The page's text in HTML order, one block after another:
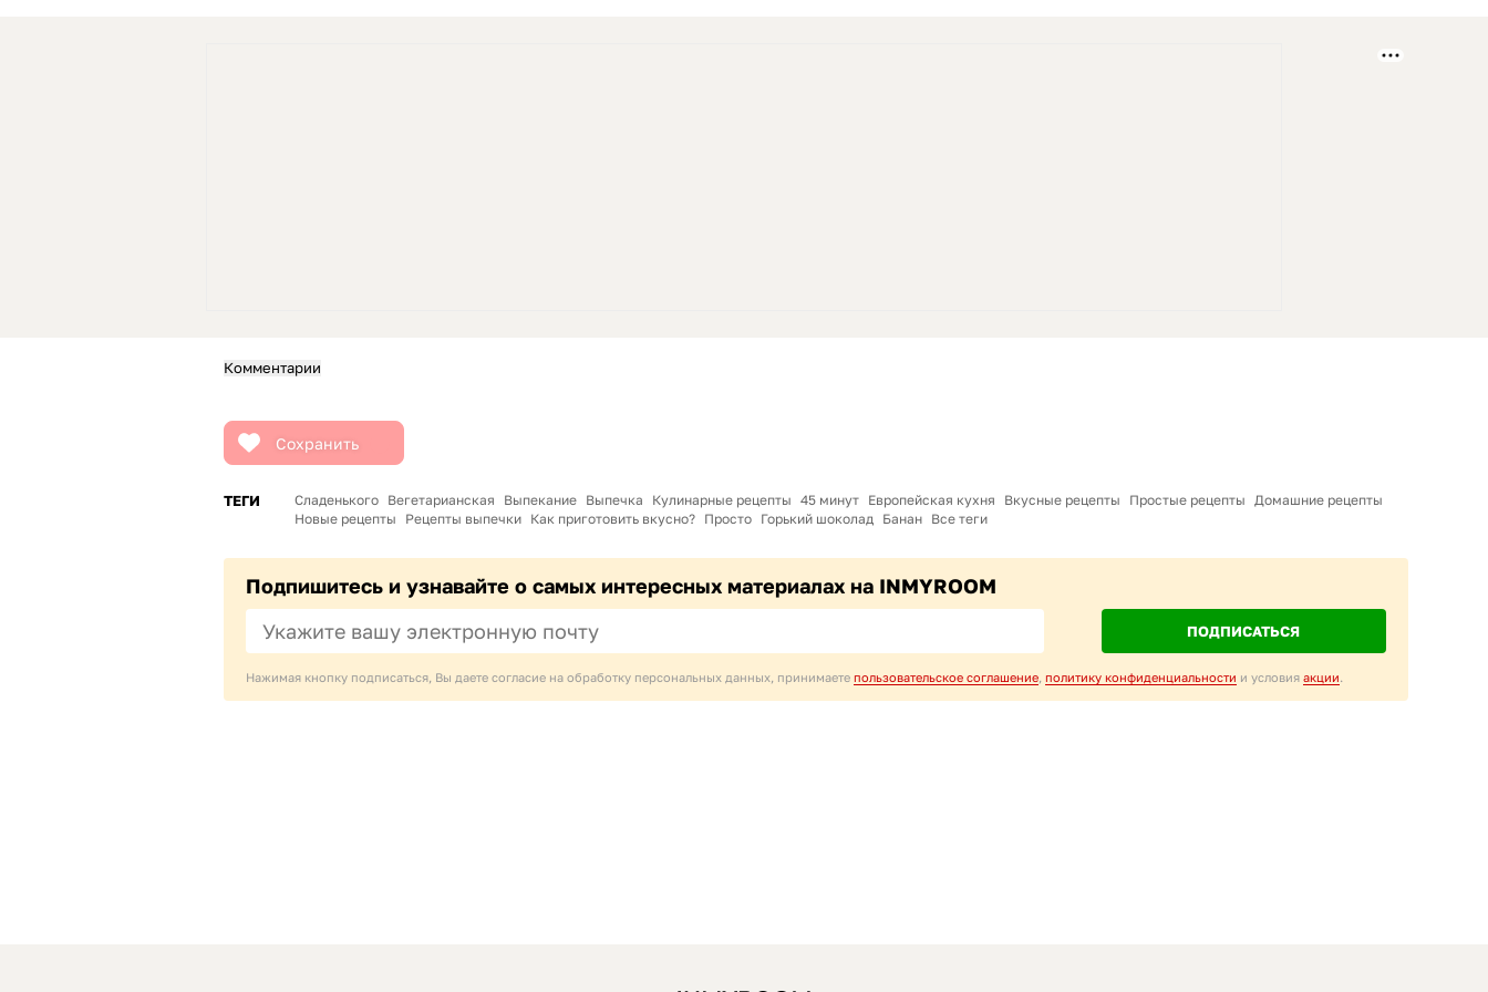
Комментарии
Сохранить
ТЕГИ Сладенького Вегетарианская Выпекание Выпечка Кулинарные рецепты 45 минут Европейская кухня Вкусные рецепты Простые рецепты Домашние рецепты
Новые рецепты
Рецепты выпечки Как приготовить вкусно? Просто Горький шоколад Банан Все теги
Подпишитесь и узнавайте о самых интересных материалах на INMYROOM
ПОДПИСАТЬСЯ
Нажимая кнопку подписаться, Вы даете согласие на обработку персональных данных, принимаете пользовательское соглашение политику конфиденциальности и условия акции.